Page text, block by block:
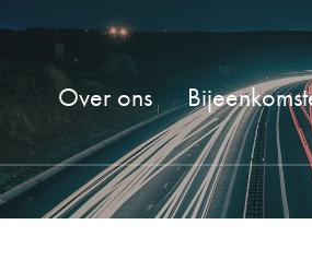
Over ons